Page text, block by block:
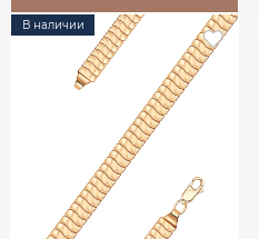
В наличии